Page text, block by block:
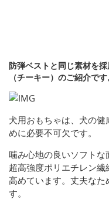
防弾ベストと同じ素材を
（チーキー）のご紹介です
犬用おもちゃは、犬の
めに必要不可欠です。
噛み心地の良いソフト
超高強度ポリエチレン
高めています。丈夫なた
す。